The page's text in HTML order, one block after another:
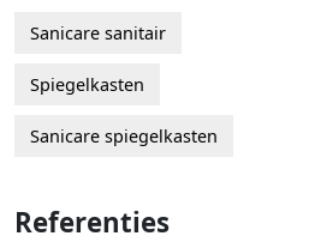
Sanicare sanitair
Spiegelkasten
Sanicare spiegelkasten
Referenties